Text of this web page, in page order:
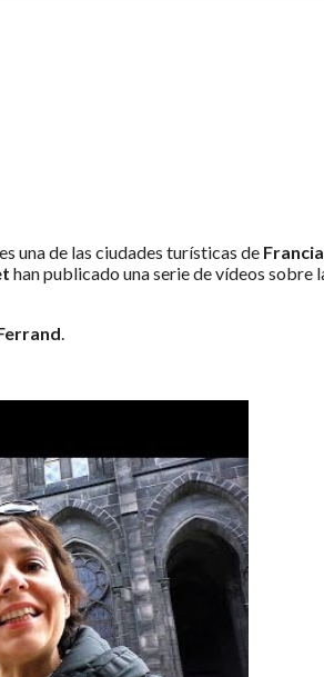
una de las ciudades turísticas de Francia
han publicado una serie de vídeos sobre
.